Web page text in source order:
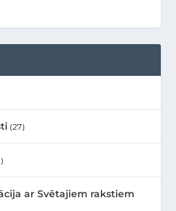
(27)
ar Svētajiem rakstiem